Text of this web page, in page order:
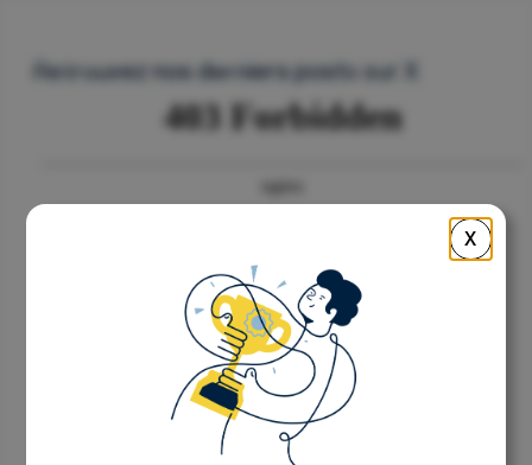
Retrouvez nos derniers posts sur X
X